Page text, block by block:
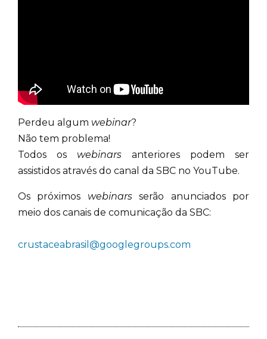
Perdeu algum webinar?
Não tem problema!
Todos os webinars anteriores podem ser
assistidos através do canal da SBC no YouTube.
Os próximos webinarsserão anunciados por
meio dos canais de comunicação da SBC:
crustaceabrasil@googlegroups.com